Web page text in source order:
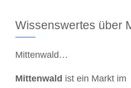
Wissenswertes über
Mittenwald…
Mittenwald ist ein Markt im